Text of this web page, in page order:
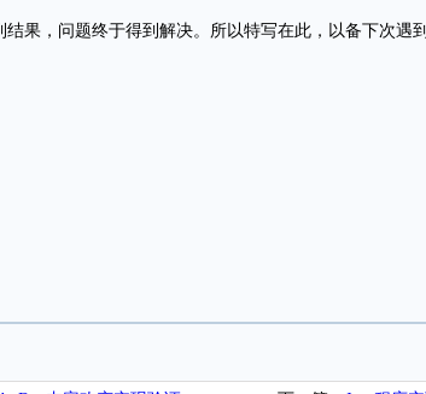
果，问题终于得到解决。所以特写在此，以备下次遇